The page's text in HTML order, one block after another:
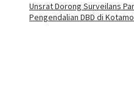
Unsrat Dorong Surveilans
Pengendalian DBD di